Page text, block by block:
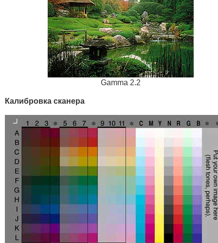
Gamma 2.2
Калибровка сканера